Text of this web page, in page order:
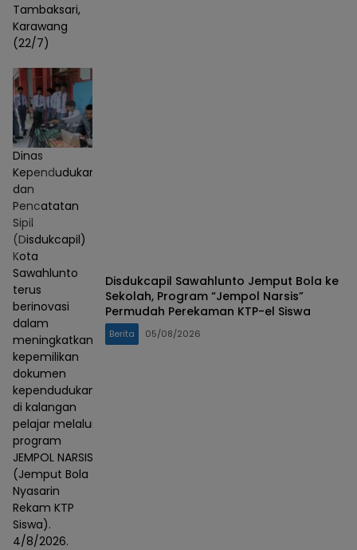
Tambaksari,
Karawang
(22/7)
Dinas
Kependudukan
dan
Pencatatan
Sipil
(Disdukcapil)
Kota
Sawahlunto
terus
berinovasi
dalam
meningkatkan
kepemilikan
dokumen
kependudukan
di kalangan
pelajar melalui
program
JEMPOL NARSIS
(Jemput Bola
Nyasarin
Rekam KTP
Siswa).
4/8/2026.
Disdukcapil Sawahlunto Jemput Bola ke
Sekolah, Program “Jempol Narsis”
Permudah Perekaman KTP-el Siswa
Berita 05/08/2026